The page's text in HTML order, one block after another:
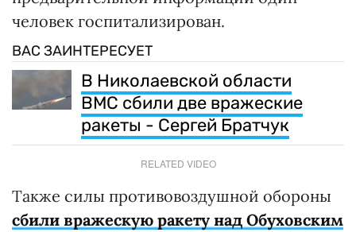
человек госпитализирован.
ВАС ЗАИНТЕРЕСУЕТ
В Николаевской области
ВМС сбили две вражеские
ракеты - Сергей Братчук
RELATED VIDEO
Также силы противовоздушной обороны
сбили вражескую ракету над Обуховским